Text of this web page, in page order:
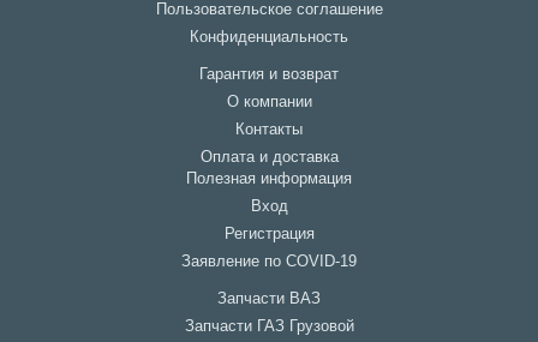
Пользовательское соглашение
Конфиденциальность
Гарантия и возврат
О компании
Контакты
Оплата и доставка
Полезная информация
Вход
Регистрация
Заявление по COVID-19
Запчасти ВАЗ
Запчасти ГАЗ Грузовой